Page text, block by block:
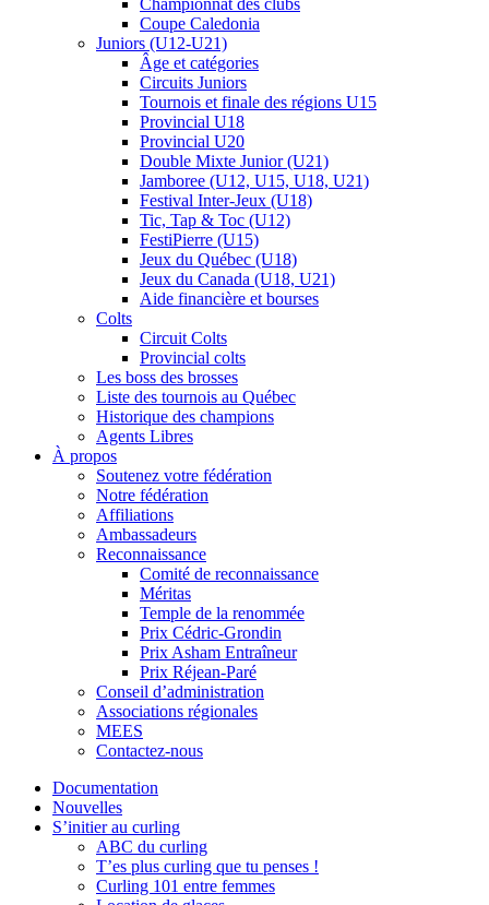
Championnat des clubs
Coupe Caledonia
Juniors (U12-U21)
Âge et catégories
Circuits Juniors
Tournois et finale des régions U15
Provincial U18
Provincial U20
Double Mixte Junior (U21)
Jamboree (U12, U15, U18, U21)
Festival Inter-Jeux (U18)
Tic, Tap & Toc (U12)
FestiPierre (U15)
Jeux du Québec (U18)
Jeux du Canada (U18, U21)
Aide financière et bourses
Colts
Circuit Colts
Provincial colts
Les boss des brosses
Liste des tournois au Québec
Historique des champions
Agents Libres
À propos
Soutenez votre fédération
Notre fédération
Affiliations
Ambassadeurs
Reconnaissance
Comité de reconnaissance
Méritas
Temple de la renommée
Prix Cédric-Grondin
Prix Asham Entraîneur
Prix Réjean-Paré
Conseil d’administration
Associations régionales
MEES
Contactez-nous
Documentation
Nouvelles
S’initier au curling
ABC du curling
T’es plus curling que tu penses !
Curling 101 entre femmes